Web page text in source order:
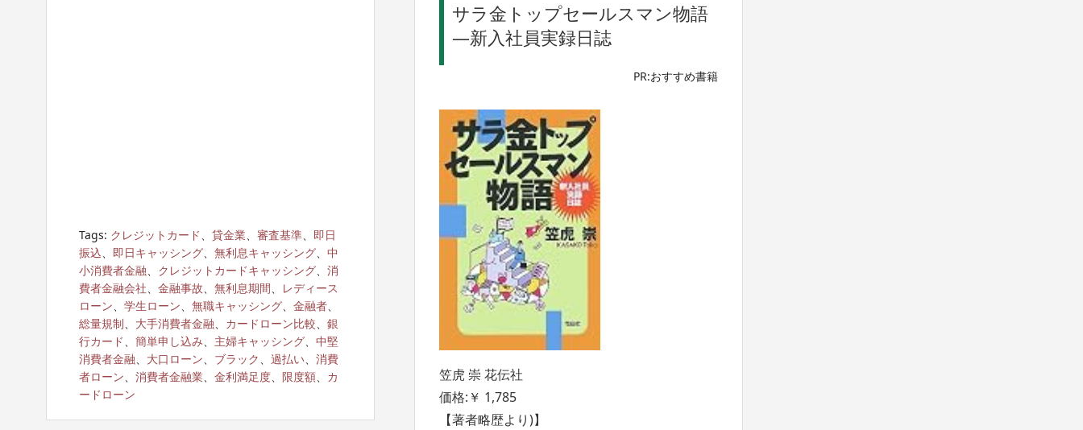
Tags: クレジットカード、 貸金業、 審査基準、 即日
振込、 即日キャッシング、 無利息キャッシング、 中
小消費者金融、 クレジットカードキャッシング、 消
費者金融会社、 金融事故、 無利息期間、
レディース
ローン、 学生ローン、 無職キャッシング、 金融者、
総量規制、 大手消費者金融、 カードローン比較、 銀
行カード、 簡単申し込み、 主婦キャッシング、 中堅
消費者金融、 大口ローン、 ブラック、 過払い、 消費
者ローン、 消費者金融業、 金利満足度、 限度額、 カ
ードローン
サラ金トップセールスマン物語
―新入社員実録日誌
PR:おすすめ書籍
笠虎 崇 花伝社
価格:￥ 1,785
【著者略歴より)】